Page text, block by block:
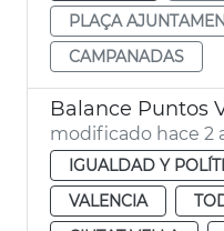
PLAÇA
CAMPANADAS
Balance Puntos
modificado hace 2
IGUALDAD Y
VALENCIA